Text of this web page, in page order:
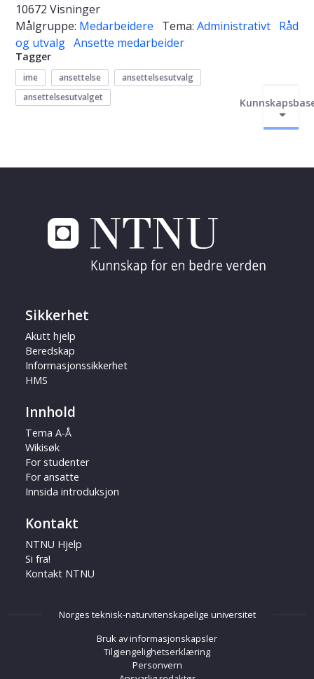
10672 Visninger
Målgruppe: Medarbeidere Tema: Administrativt Råd
og utvalg Ansette medarbeider
Tagger
ime ansettelse
ansettelsesutvalg
ansettelsesutvalget
Sikkerhet
Akutt hjelp
Beredskap
Informasjonssikkerhet
HMS
Innhold
Tema A-Å
Wikisøk
For studenter
For ansatte
Innsida introduksjon
Kontakt
NTNU Hjelp
Si fra!
Kontakt NTNU
Norges teknisk-naturvitenskapelige universitet
Bruk av informasjonskapsler
Tilgjengelighetserklæring
Personvern